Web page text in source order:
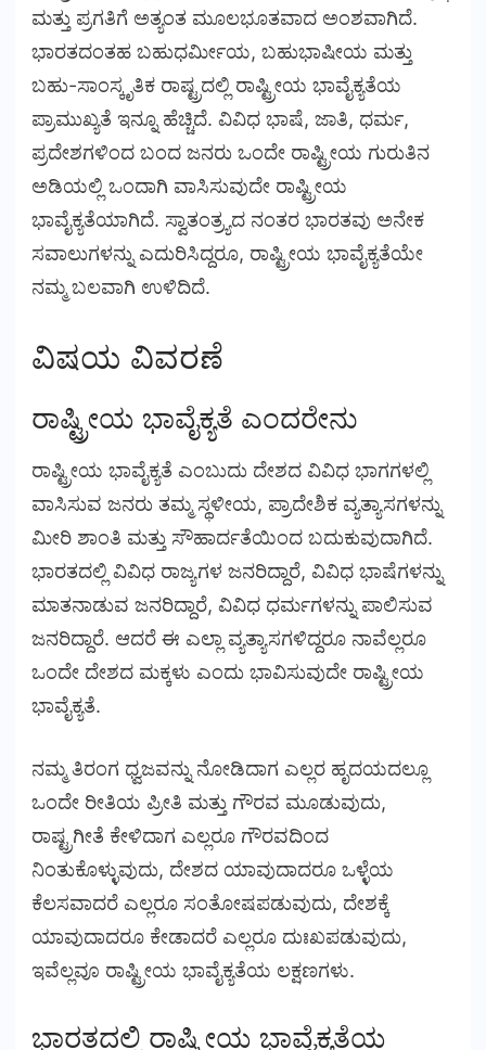
ಮತ್ತು ಪ್ರಗತಿಗೆ ಅತ್ಯಂತ ಮೂಲಭೂತವಾದ ಅಂಶವಾಗಿದೆ.
ಭಾರತದಂತಹ ಬಹುಧರ್ಮೀಯ, ಬಹುಭಾಷೀಯ ಮತ್ತು
ಬಹು-ಸಾಂಸ್ಕೃತಿಕ ರಾಷ್ಟ್ರದಲ್ಲಿ ರಾಷ್ಟ್ರೀಯ ಭಾವೈಕ್ಯತೆಯ
ಪ್ರಾಮುಖ್ಯತೆ ಇನ್ನೂ ಹೆಚ್ಚಿದೆ. ವಿವಿಧ ಭಾಷೆ, ಜಾತಿ, ಧರ್ಮ,
ಪ್ರದೇಶಗಳಿಂದ ಬಂದ ಜನರು ಒಂದೇ ರಾಷ್ಟ್ರೀಯ ಗುರುತಿನ
ಅಡಿಯಲ್ಲಿ ಒಂದಾಗಿ ವಾಸಿಸುವುದೇ ರಾಷ್ಟ್ರೀಯ
ಭಾವೈಕ್ಯತೆಯಾಗಿದೆ. ಸ್ವಾತಂತ್ರ್ಯದ ನಂತರ ಭಾರತವು ಅನೇಕ
ಸವಾಲುಗಳನ್ನು ಎದುರಿಸಿದ್ದರೂ, ರಾಷ್ಟ್ರೀಯ ಭಾವೈಕ್ಯತೆಯೇ
ನಮ್ಮ ಬಲವಾಗಿ ಉಳಿದಿದೆ.
ವಿಷಯ ವಿವರಣೆ
ರಾಷ್ಟ್ರೀಯ ಭಾವೈಕ್ಯತೆ ಎಂದರೇನು
ರಾಷ್ಟ್ರೀಯ ಭಾವೈಕ್ಯತೆ ಎಂಬುದು ದೇಶದ ವಿವಿಧ ಭಾಗಗಳಲ್ಲಿ
ವಾಸಿಸುವ ಜನರು ತಮ್ಮ ಸ್ಥಳೀಯ, ಪ್ರಾದೇಶಿಕ ವ್ಯತ್ಯಾಸಗಳನ್ನು
ಮೀರಿ ಶಾಂತಿ ಮತ್ತು ಸೌಹಾರ್ದತೆಯಿಂದ ಬದುಕುವುದಾಗಿದೆ.
ಭಾರತದಲ್ಲಿ ವಿವಿಧ ರಾಜ್ಯಗಳ ಜನರಿದ್ದಾರೆ, ವಿವಿಧ ಭಾಷೆಗಳನ್ನು
ಮಾತನಾಡುವ ಜನರಿದ್ದಾರೆ, ವಿವಿಧ ಧರ್ಮಗಳನ್ನು ಪಾಲಿಸುವ
ಜನರಿದ್ದಾರೆ. ಆದರೆ ಈ ಎಲ್ಲಾ ವ್ಯತ್ಯಾಸಗಳಿದ್ದರೂ ನಾವೆಲ್ಲರೂ
ಒಂದೇ ದೇಶದ ಮಕ್ಕಳು ಎಂದು ಭಾವಿಸುವುದೇ ರಾಷ್ಟ್ರೀಯ
ಭಾವೈಕ್ಯತೆ.
ನಮ್ಮ ತಿರಂಗ ಧ್ವಜವನ್ನು ನೋಡಿದಾಗ ಎಲ್ಲರ ಹೃದಯದಲ್ಲೂ
ಒಂದೇ ರೀತಿಯ ಪ್ರೀತಿ ಮತ್ತು ಗೌರವ ಮೂಡುವುದು,
ರಾಷ್ಟ್ರಗೀತೆ ಕೇಳಿದಾಗ ಎಲ್ಲರೂ ಗೌರವದಿಂದ
ನಿಂತುಕೊಳ್ಳುವುದು, ದೇಶದ ಯಾವುದಾದರೂ ಒಳ್ಳೆಯ
ಕೆಲಸವಾದರೆ ಎಲ್ಲರೂ ಸಂತೋಷಪಡುವುದು, ದೇಶಕ್ಕೆ
ಯಾವುದಾದರೂ ಕೇಡಾದರೆ ಎಲ್ಲರೂ ದುಃಖಪಡುವುದು,
ಇವೆಲ್ಲವೂ ರಾಷ್ಟ್ರೀಯ ಭಾವೈಕ್ಯತೆಯ ಲಕ್ಷಣಗಳು.
ಭಾರತದಲ್ಲಿ ರಾಷ್ಟ್ರೀಯ ಭಾವೈಕ್ಯತೆಯ